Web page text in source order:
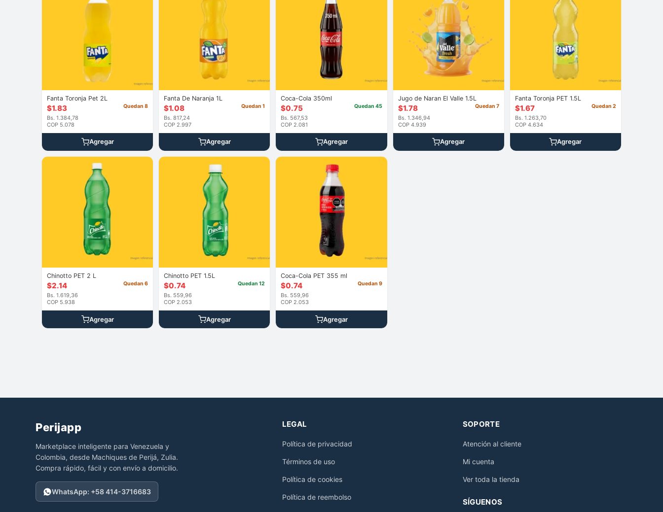
Fanta Toronja Pet 2L
$1.83
Bs. 1.384,78
COP 5.078
Quedan 8
Agregar
Fanta De Naranja 1L
$1.08
Bs. 817,24
COP 2.997
Quedan 1
Agregar
Coca-Cola 350ml
$0.75
Bs. 567,53
COP 2.081
Quedan 45
Agregar
Jugo de Naran El Valle 1.5L
$1.78
Bs. 1.346,94
COP 4.939
Quedan 7
Agregar
Fanta Toronja PET 1.5L
$1.67
Bs. 1.263,70
COP 4.634
Quedan 2
Agregar
Chinotto PET 2 L
$2.14
Bs. 1.619,36
COP 5.938
Quedan 6
Agregar
Chinotto PET 1.5L
$0.74
Bs. 559,96
COP 2.053
Quedan 12
Agregar
Coca-Cola PET 355 ml
$0.74
Bs. 559,96
COP 2.053
Quedan 9
Agregar
Perijapp
Marketplace inteligente para Venezuela y
Colombia, desde Machiques de Perijá, Zulia.
Compra rápido, fácil y con envío a domicilio.
WhatsApp: +58 414-3716683
LEGAL
Política de privacidad
Términos de uso
Política de cookies
Política de reembolso
SOPORTE
Atención al cliente
Mi cuenta
Ver toda la tienda
SÍGUENOS